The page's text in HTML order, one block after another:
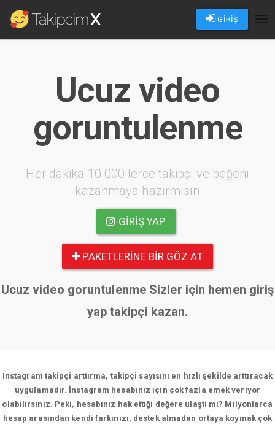
GİRİŞ
Ucuz video
goruntulenme
Her dakika 10.000 lerce takipçi ve beğeni
kazanmaya hazırmısın
GIRIŞ YAP
PAKETLERINE BIR GÖZ AT
Ucuz video goruntulenme Sizler için hemen giriş
yap takipçi kazan.
Instagram takipçi arttırma, takipçi sayısını en hızlı şekilde arttıracak
uygulamadır. İnstagram hesabınız için çok fazla emek veriyor
olabilirsiniz. Peki, hesabınız hak ettiği değere ulaştı mı? Milyonlarca
hesap arasından kendi farkınızı, destek almadan ortaya koymak çok